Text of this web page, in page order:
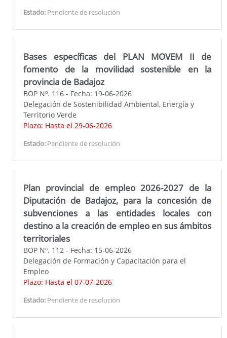
Estado: Pendiente de resolución
Bases específicas del PLAN MOVEM II de
fomento de la movilidad sostenible en la
provincia de Badajoz
BOP Nº. 116 - Fecha: 19-06-2026
Delegación de Sostenibilidad Ambiental, Energía y
Territorio Verde
Plazo: Hasta el 29-06-2026
Estado: Pendiente de resolución
Plan provincial de empleo 2026-2027 de la
Diputación de Badajoz, para la concesión de
subvenciones a las entidades locales con
destino a la creación de empleo en sus ámbitos
territoriales
BOP Nº. 112 - Fecha: 15-06-2026
Delegación de Formación y Capacitación para el
Empleo
Plazo: Hasta el 07-07-2026
Estado: Pendiente de resolución